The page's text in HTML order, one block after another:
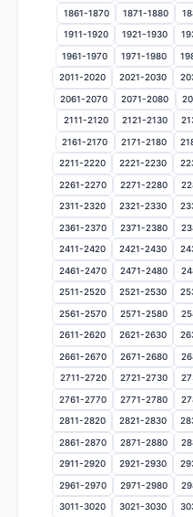
1861-1870 1871-1880
1911-1920 1921-1930
1961-1970 1971-1980
2011-2020 2021-2030
2061-2070 2071-2080
2111-2120 2121-2130
2161-2170 2171-2180
2211-2220 2221-2230
2261-2270 2271-2280
2311-2320 2321-2330
2361-2370 2371-2380
2411-2420 2421-2430
2461-2470 2471-2480
2511-2520 2521-2530
2561-2570 2571-2580
2611-2620 2621-2630
2661-2670 2671-2680
2711-2720 2721-2730
2761-2770 2771-2780
2811-2820 2821-2830
2861-2870 2871-2880
2911-2920 2921-2930
2961-2970 2971-2980
3011-3020 3021-3030